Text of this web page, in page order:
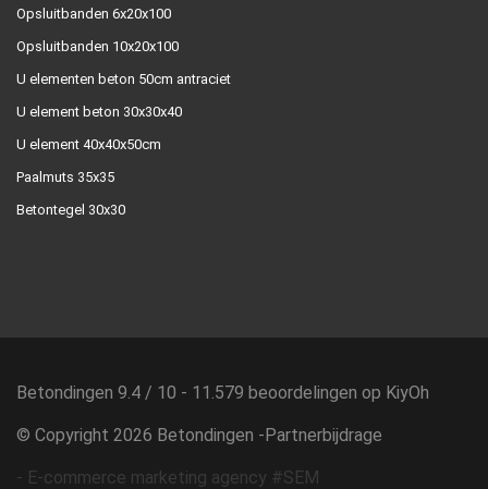
Opsluitbanden 6x20x100
Opsluitbanden 10x20x100
U elementen beton 50cm antraciet
U element beton 30x30x40
U element 40x40x50cm
Paalmuts 35x35
Betontegel 30x30
Betondingen 9.4 / 10 - 11.579 beoordelingen op KiyOh
© Copyright 2026 Betondingen -Partnerbijdrage
- E-commerce marketing agency #SEM